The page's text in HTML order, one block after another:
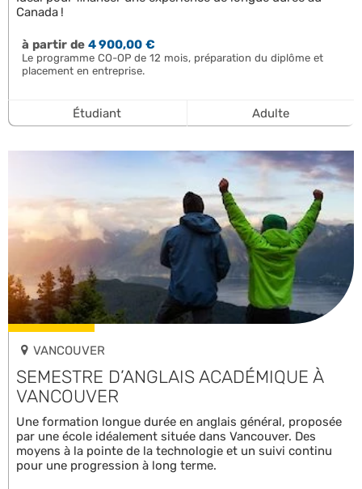
Canada !
à partir de4 900,00 €
Le programme CO-OP de 12 mois, préparation du diplôme et
placement en entreprise.
Étudiant Adulte
VANCOUVER
SEMESTRE D’ANGLAIS ACADÉMIQUE À
VANCOUVER
Une formation longue durée en anglais général, proposée
par une école idéalement située dans Vancouver. Des
moyens à la pointe de la technologie et un suivi continu
pour une progression à long terme.